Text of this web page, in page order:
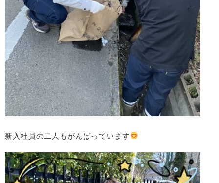
新入社員の二人もがんばっています